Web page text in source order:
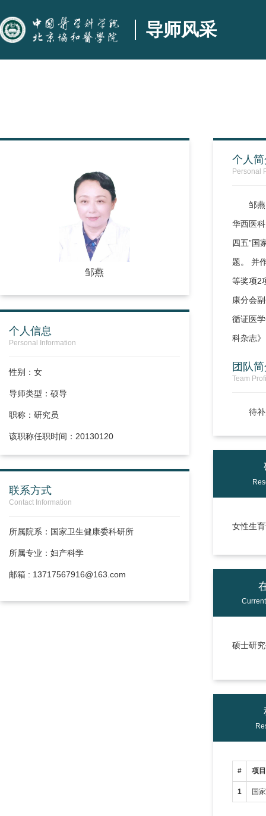
导师风采
邹燕
个人信息
Personal Information
性别：女
导师类型：硕导
职称：研究员
该职称任职时间：20130120
联系方式
Contact Information
所属院系：国家卫生健康委科研所
所属专业：妇产科学
邮箱 : 13717567916@163.com
个人
Personal
邹
华西医
四五”国
题。 并
等奖项2
康分会
循证医
科杂志
团队
Team
待
女性生
硕士研
# 项
1 国